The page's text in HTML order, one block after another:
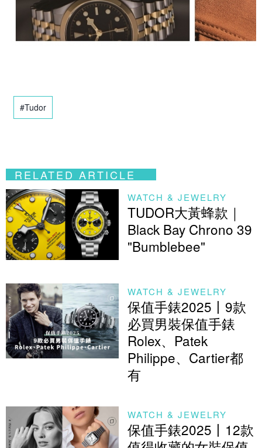
#Tudor
RELATED ARTICLE
WATCH & JEWELRY
TUDOR大黃蜂款｜
Black Bay Chrono 39
"Bumblebee"
WATCH & JEWELRY
保值手錶2025丨9款
必買男裝保值手錶
Rolex、Patek
Philippe、Cartier都
有
WATCH & JEWELRY
保值手錶2025丨12款